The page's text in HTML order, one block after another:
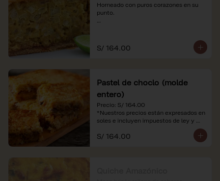
Horneado con puros corazones en su
punto.
S/ 164.00
Pastel de choclo (molde
entero)
Precio: S/ 164.00
*Nuestros precios están expresados en
soles e incluyen impuestos de ley y
S/ 164.00